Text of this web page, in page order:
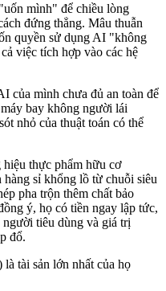
mình" để chiều lòng
đứng thẳng. Mâu thuẫn
quyền sử dụng AI "không
việc tích hợp vào các hệ
của mình chưa đủ an toàn để
bay không người lái
nhỏ của thuật toán có thể
thực phẩm hữu cơ
sỉ khổng lồ từ chuỗi siêu
pha trộn thêm chất bảo
ý, họ có tiền ngay lập tức,
tiêu dùng và giá trị
đổ.
tài sản lớn nhất của họ